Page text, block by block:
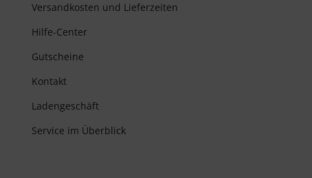
Versandkosten und Lieferzeiten
Hilfe-Center
Gutscheine
Kontakt
Ladengeschäft
Service im Überblick